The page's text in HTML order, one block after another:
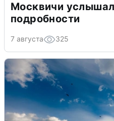
Москвичи
подробности
7 августа 325